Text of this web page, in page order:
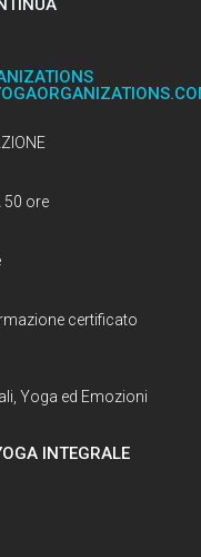
50 ore
certificato
Yoga ed Emozioni
INTEGRALE